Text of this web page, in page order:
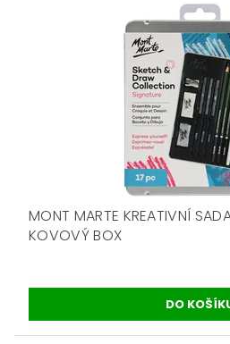
MONT MARTE KREATIVNÍ
KOVOVÝ BOX